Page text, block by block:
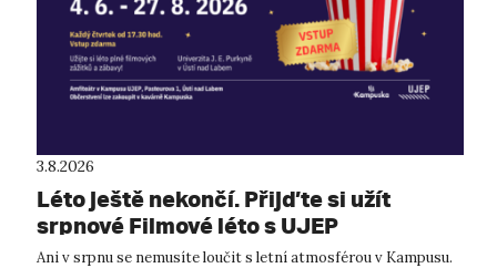
3.8.2026
Léto ještě nekončí. Přijďte si užít
srpnové Filmové léto s UJEP
Ani v srpnu se nemusíte loučit s letní atmosférou v Kampusu.